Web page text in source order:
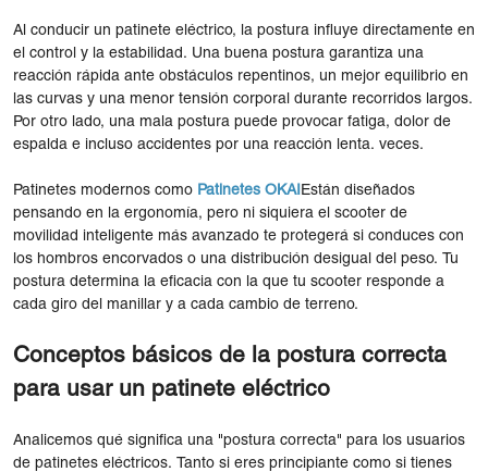
Al conducir un patinete eléctrico, la postura influye directamente en
el control y la estabilidad. Una buena postura garantiza una
reacción rápida ante obstáculos repentinos, un mejor equilibrio en
las curvas y una menor tensión corporal durante recorridos largos.
Por otro lado, una mala postura puede provocar fatiga, dolor de
espalda e incluso accidentes por una reacción lenta. veces.
Patinetes modernos como Patinetes OKAI Están diseñados
pensando en la ergonomía, pero ni siquiera el scooter de
movilidad inteligente más avanzado te protegerá si conduces con
los hombros encorvados o una distribución desigual del peso. Tu
postura determina la eficacia con la que tu scooter responde a
cada giro del manillar y a cada cambio de terreno.
Conceptos básicos de la postura correcta
para usar un patinete eléctrico
Analicemos qué significa una "postura correcta" para los usuarios
de patinetes eléctricos. Tanto si eres principiante como si tienes